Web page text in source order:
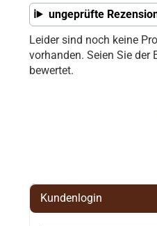
ungeprüfte
Leider sind noch keine
vorhanden. Seien Sie der
bewertet.
Kundenlogin